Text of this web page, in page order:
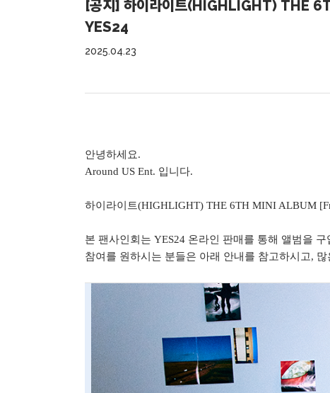
[공지] 하이라이트(HIGHLIGHT) THE
YES24
2025.04.23
안녕하세요.
Around US Ent. 입니다.
하이라이트(HIGHLIGHT) THE 6TH MINI ALBUM
본 팬사인회는 YES24 온라인 판매를 통해 앨범을
참여를 원하시는 분들은 아래 안내를 참고하시고,